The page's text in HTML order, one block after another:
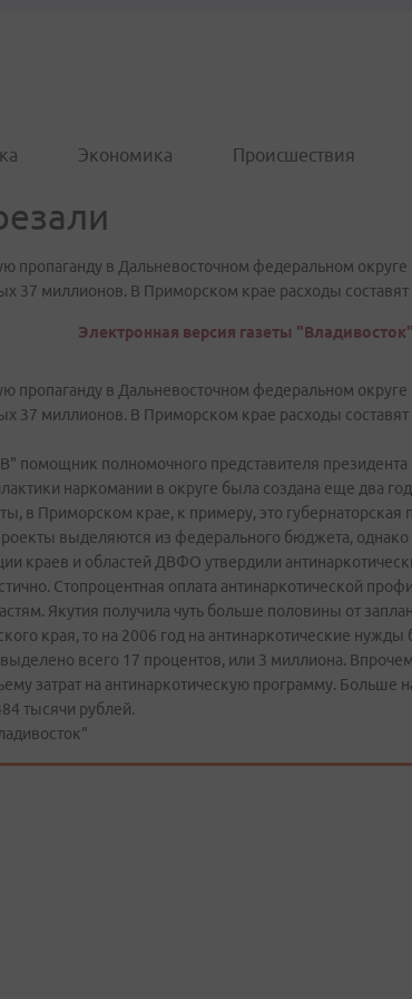
Экономика Происшествия
пропаганду в Дальневосточном федеральном
37 миллионов. В Приморском крае расходы
Электронная версия газеты
пропаганду в Дальневосточном федеральном
37 миллионов. В Приморском крае расходы
помощник полномочного представителя
наркомании в округе была создана еще два
в Приморском крае, к примеру, это
выделяются из федерального бюджета,
краев и областей ДВФО утвердили
Стопроцентная оплата антинаркотической
Якутия получила чуть больше половины от
края, то на 2006 год на антинаркотические
всего 17 процентов, или 3 миллиона.
затрат на антинаркотическую программу. Больше
тысячи рублей.